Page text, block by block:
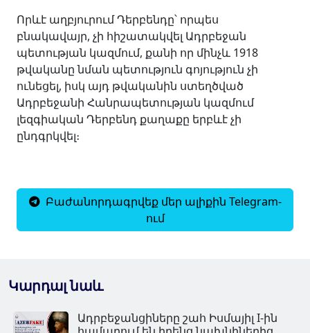
Կարդալ նաև
Որևէ աղբյուրում Դերբենդը՝ որպես
բնակավայր, չի հիշատակվել Ադրբեջան
պետության կազմում, քանի որ մինչև 1918
թվականը նման պետություն գոյություն չի
ունեցել, իսկ այդ թվականին ստեղծված
Ադրբեջանի Հանրապետության կազմում
լեզգիական Դերբենդ քաղաքը երբևէ չի
ընդգրկվել։
Բաժանորդագրվեք մեր ալիքին Telegram-
ում